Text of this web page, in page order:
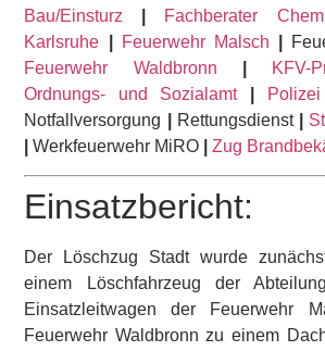
Bau/Einsturz
Fachberater
Karlsruhe
Feuerwehr Malsch
Feuerwehr Waldbronn
KFV-
Ordnungs- und Sozialamt
Polizei
Notfallversorgung
Rettungsdienst
Werkfeuerwehr MiRO Zug
Einsatzbericht:
Der Löschzug Stadt wurde
einem Löschfahrzeug der
Einsatzleitwagen der Feuerwehr
Feuerwehr Waldbronn zu einem